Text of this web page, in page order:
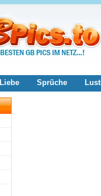
Liebe Sprüche